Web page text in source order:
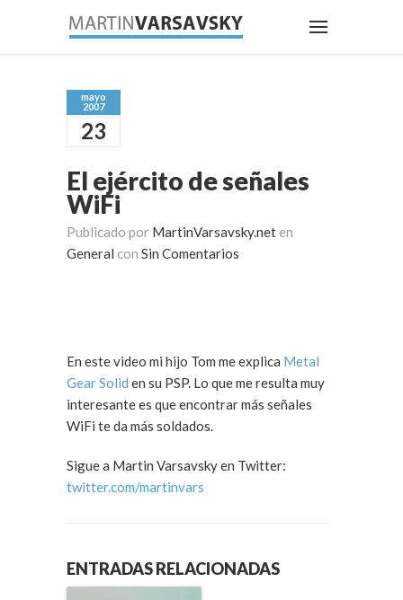
mayo
2007
23
El ejército de señales
WiFi
Publicado por MartinVarsavsky.net en
General con Sin Comentarios
En este video mi hijo Tom me explica Metal
Gear Solid en su PSP. Lo que me resulta muy
interesante es que encontrar más señales
WiFi te da más soldados.
Sigue a Martin Varsavsky en Twitter:
twitter.com/martinvars
ENTRADAS RELACIONADAS